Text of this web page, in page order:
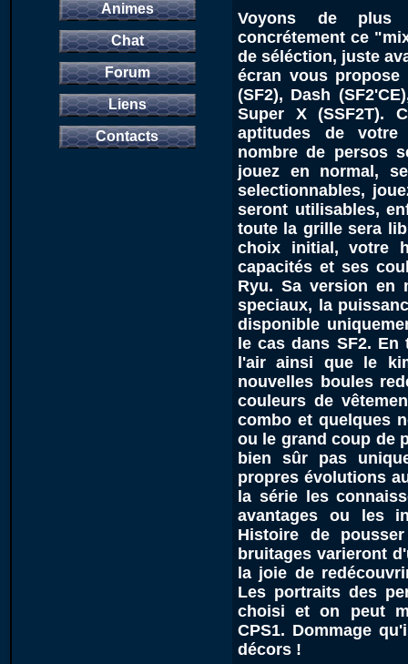
Animes
Chat
Forum
Liens
Contacts
Voyons de plus
concrétement ce
de séléction, juste
écran vous
(SF2), Dash
Super X (SSF2T).
aptitudes de votre
nombre de persos
jouez en normal,
selectionnables,
seront utilisables,
toute la grille sera
choix initial, votre
capacités et ses
Ryu. Sa version en
speciaux, la
disponible
le cas dans SF2.
l'air ainsi que le
nouvelles boules
couleurs de
combo et quelques
ou le grand coup de
bien sûr pas
propres évolutions
la série les
avantages ou les
Histoire de
bruitages varieront
la joie de
Les portraits des
choisi et on peut
CPS1. Dommage
décors !